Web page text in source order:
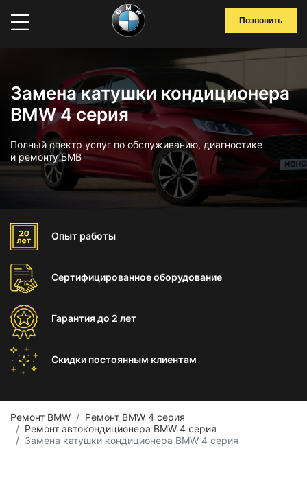
Позвонить
Замена катушки кондиционера
BMW 4 серия
Полный спектр услуг по обслуживанию, диагностике
и ремонту БМВ
Опыт работы
Сертифицированноеоборудование
Гарантиядо 2 лет
Скидки постоянным клиентам
Ремонт BMW
Ремонт BMW 4 серия
Ремонт автокондиционера BMW 4 серия
Замена катушки кондиционера BMW 4 серия